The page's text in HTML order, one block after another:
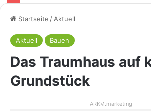
Startseite / Aktuell
Aktuell Bauen
Das Traumhaus auf
Grundstück
ARKM.marketing